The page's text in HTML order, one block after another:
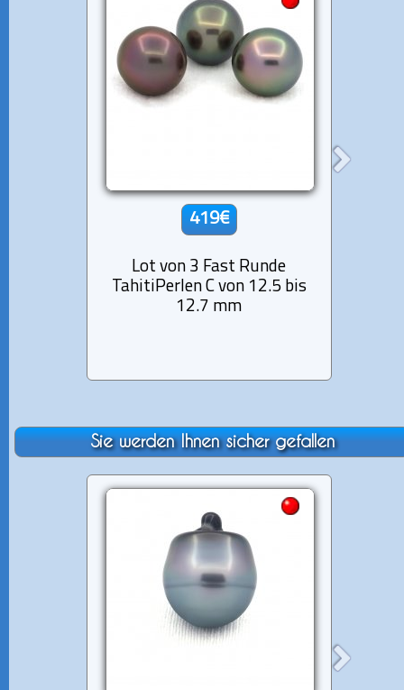
419€
Lot von 3 Fast Runde
TahitiPerlen C von 12.5 bis
12.7 mm
Sie werden Ihnen sicher gefallen